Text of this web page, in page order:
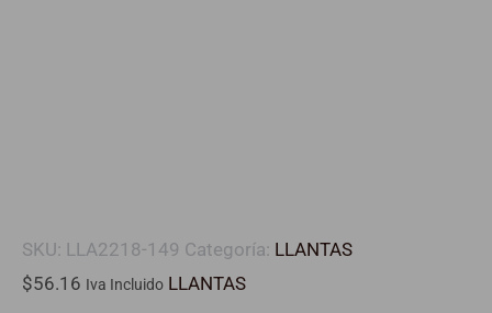
SKU: LLA2218-149 Categoría: LLANTAS
$56.16 Iva Incluido LLANTAS